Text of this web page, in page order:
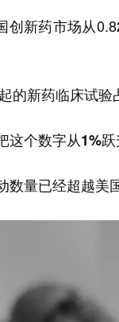
创新药市场从
的新药临床试验
这个数字从1%
数量已经超越美